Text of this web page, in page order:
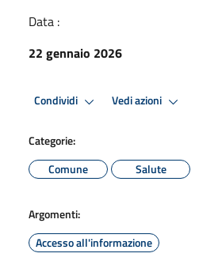
Data :
22 gennaio 2026
Condividi Vedi azioni
Categorie:
Comune
Salute
Argomenti:
Accesso all'informazione